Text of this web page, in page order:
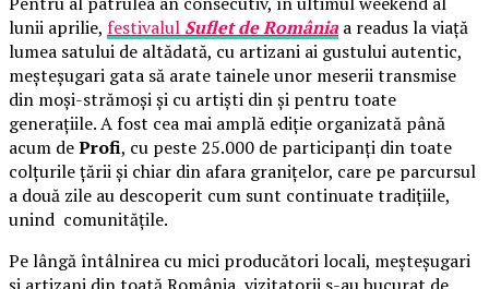
lunii aprilie, festivalul Suflet de România a readus la viață
lumea satului de altădată, cu artizani ai gustului autentic,
meșteșugari gata să arate tainele unor meserii transmise
din moși-strămoși și cu artiști din și pentru toate
generațiile. A fost cea mai amplă ediție organizată până
acum deProfi, cu peste 25.000 de participanți din toate
colțurile țării și chiar din afara granițelor, care pe parcursul
a două zile au descoperit cum sunt continuate tradițiile,
unind comunitățile.
Pe lângă întâlnirea cu mici producători locali, meșteșugari